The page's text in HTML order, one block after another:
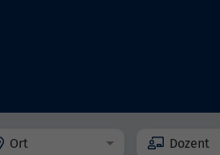
Ort Dozent